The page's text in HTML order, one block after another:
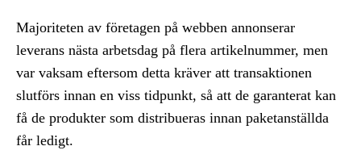
Majoriteten av företagen på webben annonserar
leverans nästa arbetsdag på flera artikelnummer, men
var vaksam eftersom detta kräver att transaktionen
slutförs innan en viss tidpunkt, så att de garanterat kan
få de produkter som distribueras innan paketanställda
får ledigt.